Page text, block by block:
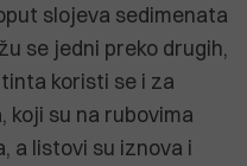
slojeva sedimenata
se jedni preko drugih,
koristi se i za
koji su na rubovima
a listovi su iznova i